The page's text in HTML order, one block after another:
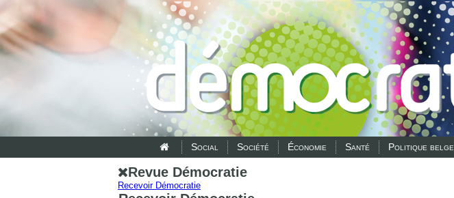
Social Société Économie Santé Politique belge
Revue Démocratie
Recevoir Démocratie